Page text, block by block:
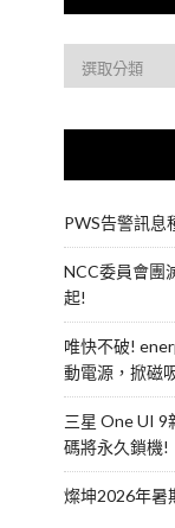
PWS告警訊息
NCC委員會團
起!
唯快不破!
動電源，掀磁
三星 One UI 9
碼將永久鎖機!
燦坤2026年暑